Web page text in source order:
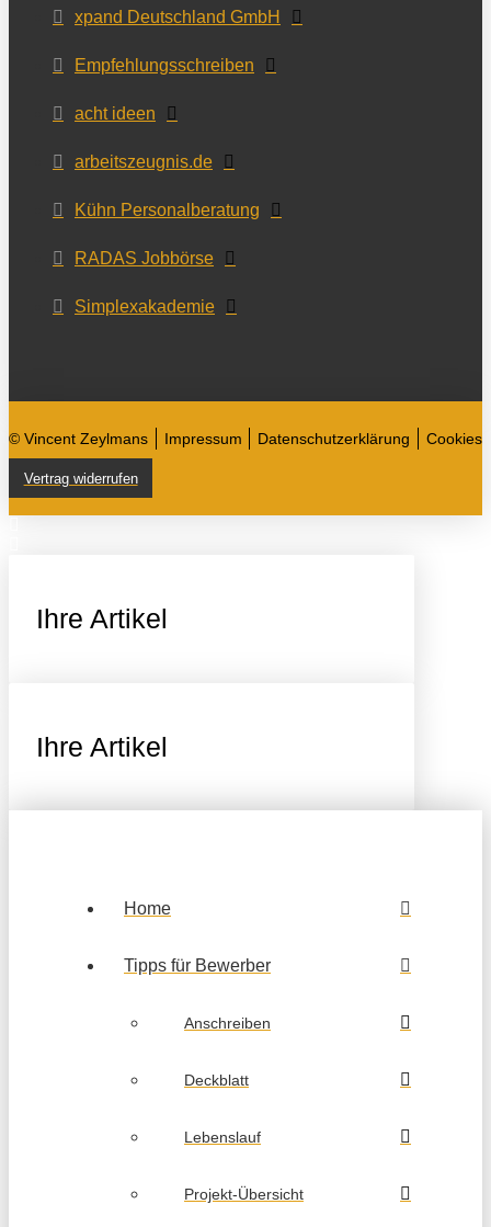
xpand Deutschland GmbH
Empfehlungsschreiben
acht ideen
arbeitszeugnis.de
Kühn Personalberatung
RADAS Jobbörse
Simplexakademie
© Vincent Zeylmans Impressum Datenschutzerklärung Cookies
Vertrag widerrufen
Ihre Artikel
Ihre Artikel
Home
Tipps für Bewerber
Anschreiben
Deckblatt
Lebenslauf
Projekt-Übersicht